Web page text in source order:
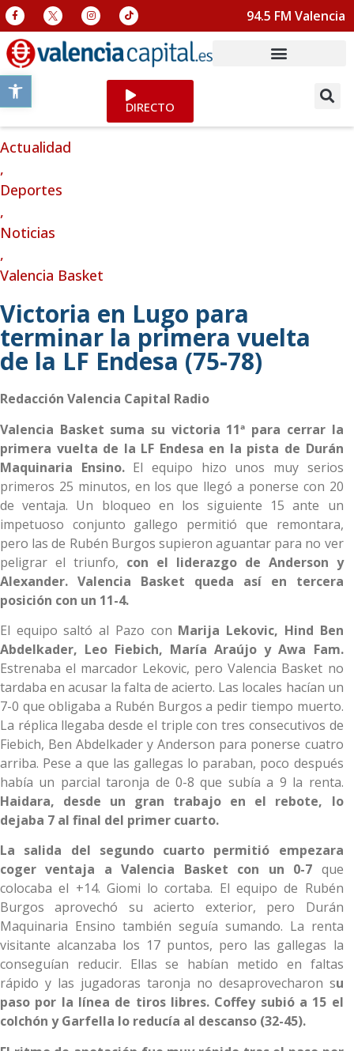
Abrir barra de herramientas
94.5 FM Valencia
DIRECTO
Actualidad
,
Deportes
,
Noticias
,
Valencia Basket
Victoria en Lugo para
terminar la primera vuelta
de la LF Endesa (75-78)
Redacción Valencia Capital Radio
Valencia Basket suma su victoria 11ª para cerrar la
primera vuelta de la LF Endesa en la pista de Durán
Maquinaria Ensino.El equipo hizo unos muy serios
primeros 25 minutos, en los que llegó a ponerse con 20
de ventaja. Un bloqueo en los siguiente 15 ante un
impetuoso conjunto gallego permitió que remontara,
pero las de Rubén Burgos supieron aguantar para no ver
peligrar el triunfo, con el liderazgo de Anderson y
Alexander. Valencia Basket queda así en tercera
posición con un 11-4.
El equipo saltó al Pazo con Marija Lekovic, Hind Ben
Abdelkader, Leo Fiebich, María Araújo y Awa Fam.
Estrenaba el marcador Lekovic, pero Valencia Basket no
tardaba en acusar la falta de acierto. Las locales hacían un
7-0 que obligaba a Rubén Burgos a pedir tiempo muerto.
La réplica llegaba desde el triple con tres consecutivos de
Fiebich, Ben Abdelkader y Anderson para ponerse cuatro
arriba. Pese a que las gallegas lo paraban, poco después
había un parcial taronja de 0-8 que subía a 9 la renta.
Haidara, desde un gran trabajo en el rebote, lo
dejaba 7 al final del primer cuarto.
La salida del segundo cuarto permitió empezara
coger ventaja a Valencia Basket con un 0-7 que
colocaba el +14. Giomi lo cortaba. El equipo de Rubén
Burgos aprovechó su acierto exterior, pero Durán
Maquinaria Ensino también seguía sumando. La renta
visitante alcanzaba los 17 puntos, pero las gallegas la
conseguían reducir. Ellas se habían metido en faltas
rápido y las jugadoras taronja no desaprovecharon su
paso por la línea de tiros libres. Coffey subió a 15 el
colchón y Garfella lo reducía al descanso (32-45).